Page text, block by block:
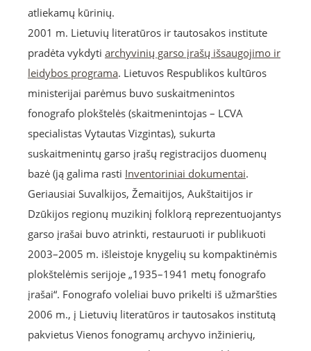
atliekamų kūrinių.
2001 m. Lietuvių literatūros ir tautosakos institute
pradėta vykdyti archyvinių garso įrašų išsaugojimo ir
leidybos programa. Lietuvos Respublikos kultūros
ministerijai parėmus buvo suskaitmenintos
fonografo plokštelės (skaitmenintojas – LCVA
specialistas Vytautas Vizgintas), sukurta
suskaitmenintų garso įrašų registracijos duomenų
bazė (ją galima rasti Inventoriniai dokumentai.
Geriausiai Suvalkijos, Žemaitijos, Aukštaitijos ir
Dzūkijos regionų muzikinį folklorą reprezentuojantys
garso įrašai buvo atrinkti, restauruoti ir publikuoti
2003–2005 m. išleistoje knygelių su kompaktinėmis
plokštelėmis serijoje „1935–1941 metų fonografo
įrašai“. Fonografo voleliai buvo prikelti iš užmaršties
2006 m., į Lietuvių literatūros ir tautosakos institutą
pakvietus Vienos fonogramų archyvo inžinierių,